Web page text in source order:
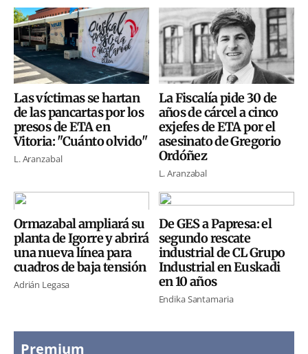
Las víctimas se hartan
de las pancartas por los
presos de ETA en
Vitoria: "Cuánto olvido"
L. Aranzabal
La Fiscalía pide 30 de
años de cárcel a cinco
exjefes de ETA por el
asesinato de Gregorio
Ordóñez
L. Aranzabal
Ormazabal ampliará su
planta de Igorre y abrirá
una nueva línea para
cuadros de baja tensión
Adrián Legasa
De GES a Papresa: el
segundo rescate
industrial de CL Grupo
Industrial en Euskadi
en 10 años
Endika Santamaria
Premium